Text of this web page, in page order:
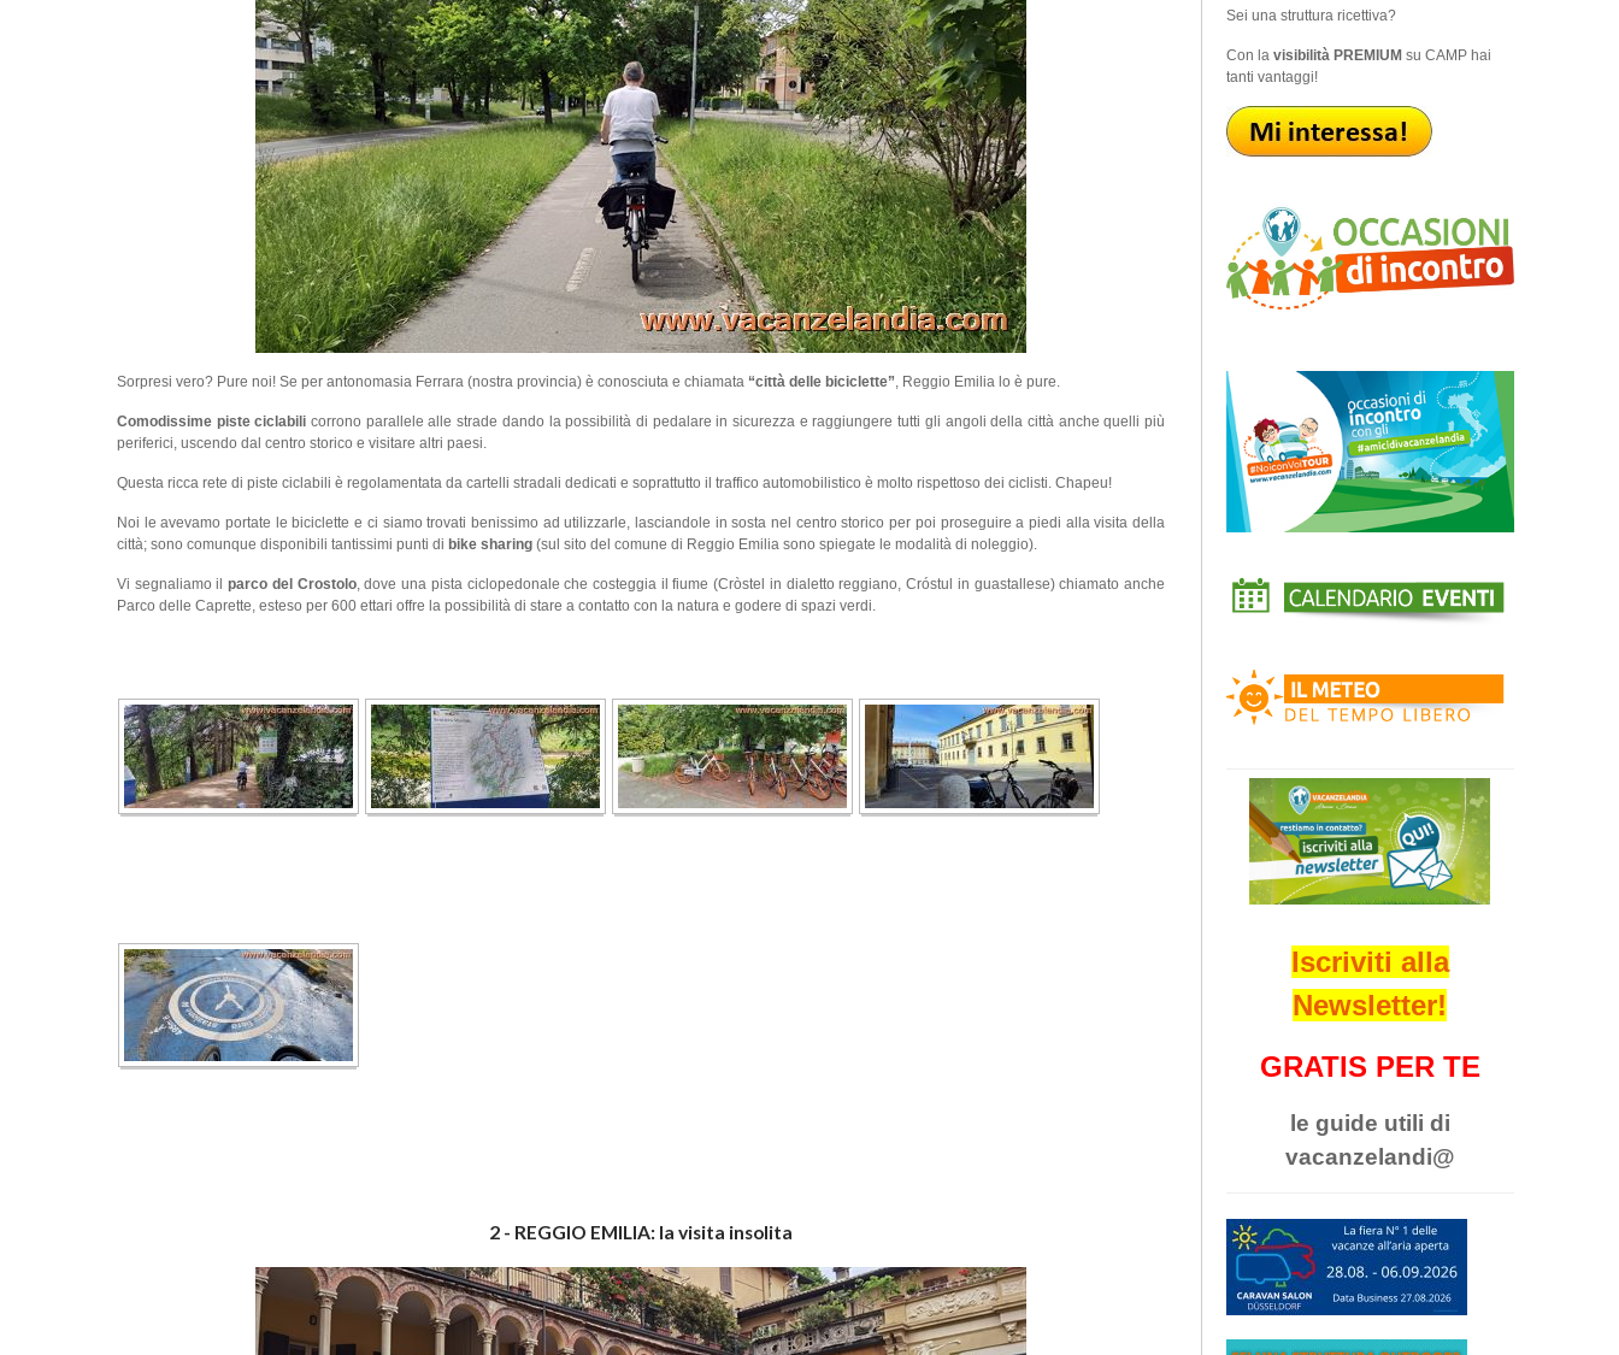
Sorpresi vero? Pure noi! Se per antonomasia Ferrara (nostra provincia) è conosciuta e chiamata “città delle biciclette” , Reggio Emilia lo è pure.
Comodissime piste ciclabili corrono parallele alle strade dando la possibilità di pedalare in sicurezza e raggiungere tutti gli angoli della città anche quelli più
periferici, uscendo dal centro storico e visitare altri paesi.
Questa ricca rete di piste ciclabili è regolamentata da cartelli stradali dedicati e soprattutto il traffico automobilistico è molto rispettoso dei ciclisti. Chapeu!
Noi le avevamo portate le biciclette e ci siamo trovati benissimo ad utilizzarle, lasciandole in sosta nel centro storico per poi proseguire a piedi alla visita della
città; sono comunque disponibili tantissimi punti di bike sharing (sul sito del comune di Reggio Emilia sono spiegate le modalità di noleggio).
Vi segnaliamo ilparco del Crostolo, dove una pista ciclopedonale che costeggia il fiume (Cròstel in dialetto reggiano, Cróstul in guastallese) chiamato anche
Parco delle Caprette, esteso per 600 ettari offre la possibilità di stare a contatto con la natura e godere di spazi verdi.
2 - REGGIO EMILIA: la visita insolita
Sei una struttura ricettiva?
Con la visibilità PREMIUMsu CAMP hai
tanti vantaggi!
Iscriviti alla
Newsletter!
GRATIS PER TE
le guide utili di
vacanzelandi@